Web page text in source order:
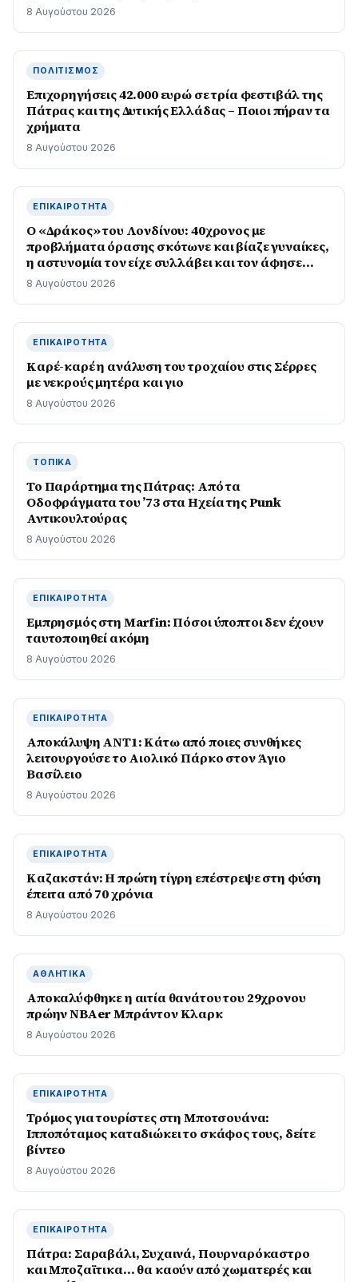
8 Αυγούστου 2026
ΠΟΛΙΤΙΣΜΌΣ
Επιχορηγήσεις 42.000 ευρώ σε τρία φεστιβάλ της
Πάτρας και της Δυτικής Ελλάδας – Ποιοι πήραν τα
χρήματα
8 Αυγούστου 2026
ΕΠΙΚΑΙΡΌΤΗΤΑ
Ο «Δράκος» του Λονδίνου: 40χρονος με
προβλήματα όρασης σκότωνε και βίαζε γυναίκες,
η αστυνομία τον είχε συλλάβει και τον άφησε
ελεύθερο
8 Αυγούστου 2026
ΕΠΙΚΑΙΡΌΤΗΤΑ
Καρέ-καρέ η ανάλυση του τροχαίου στις Σέρρες
με νεκρούς μητέρα και γιο
8 Αυγούστου 2026
ΤΟΠΙΚΆ
Το Παράρτημα της Πάτρας: Από τα
Οδοφράγματα του ’73 στα Ηχεία της Punk
Αντικουλτούρας
8 Αυγούστου 2026
ΕΠΙΚΑΙΡΌΤΗΤΑ
Εμπρησμός στη Marfin: Πόσοι ύποπτοι δεν έχουν
ταυτοποιηθεί ακόμη
8 Αυγούστου 2026
ΕΠΙΚΑΙΡΌΤΗΤΑ
Αποκάλυψη ΑΝΤ1: Κάτω από ποιες συνθήκες
λειτουργούσε το Αιολικό Πάρκο στον Άγιο
Βασίλειο
8 Αυγούστου 2026
ΕΠΙΚΑΙΡΌΤΗΤΑ
Καζακστάν: Η πρώτη τίγρη επέστρεψε στη φύση
έπειτα από 70 χρόνια
8 Αυγούστου 2026
ΑΘΛΗΤΙΚΆ
Αποκαλύφθηκε η αιτία θανάτου του 29χρονου
πρώην NBAer Μπράντον Κλαρκ
8 Αυγούστου 2026
ΕΠΙΚΑΙΡΌΤΗΤΑ
Τρόμος για τουρίστες στη Μποτσουάνα:
Ιπποπόταμος καταδιώκει το σκάφος τους, δείτε
βίντεο
8 Αυγούστου 2026
ΕΠΙΚΑΙΡΌΤΗΤΑ
Πάτρα: Σαραβάλι, Συχαινά, Πουρναρόκαστρο
και Μποζαϊτικα… θα καούν από χωματερές και